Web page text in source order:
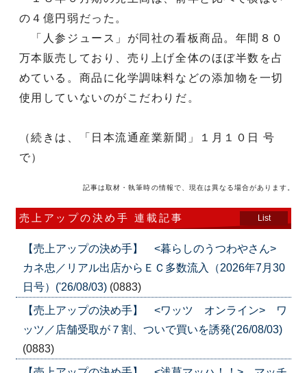
の４億円弱だった。
「人参ジュース」が同社の看板商品。年間８０
万本販売しており、売り上げ全体のほぼ半数を占
めている。商品に化学調味料などの添加物を一切
使用していないのがこだわりだ。
（続きは、「日本流通産業新聞」１月１０日 号
で）
記事は取材・執筆時の情報で、現在は異なる場合があります。
売上アップの決め手 連載記事 List
【売上アップの決め手】 <暮らしのうつわやさん>
カネ忠／リアル出店からＥＣ多数流入（2026年7月30
日号）('26/08/03) (0883)
【売上アップの決め手】 <ワッツ オンライン> ワ
ッツ／店舗受取が７割、ついで買いを誘発('26/08/03)
(0883)